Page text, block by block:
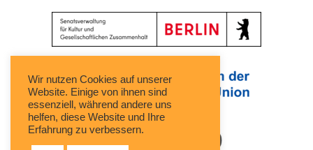
Wir nutzen Cookies auf unserer
Website. Einige von ihnen sind
essenziell, während andere uns
helfen, diese Website und Ihre
Erfahrung zu verbessern.